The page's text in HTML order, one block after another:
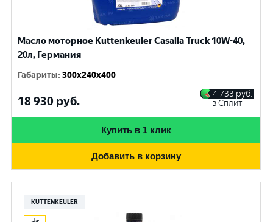
Масло моторное Kuttenkeuler Casalla Truck 10W-40,
20л, Германия
Габариты:300x240x400
18 930 руб.
4 733 руб.
в Сплит
Купить в 1 клик
Добавить в корзину
KUTTENKEULER